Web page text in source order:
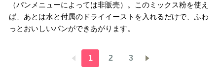
（パンメニューによっては非販売）。このミックス粉を使え
ば、あとは水と付属のドライイーストを入れるだけで、ふわ
っとおいしいパンができあがります。
1 2 3